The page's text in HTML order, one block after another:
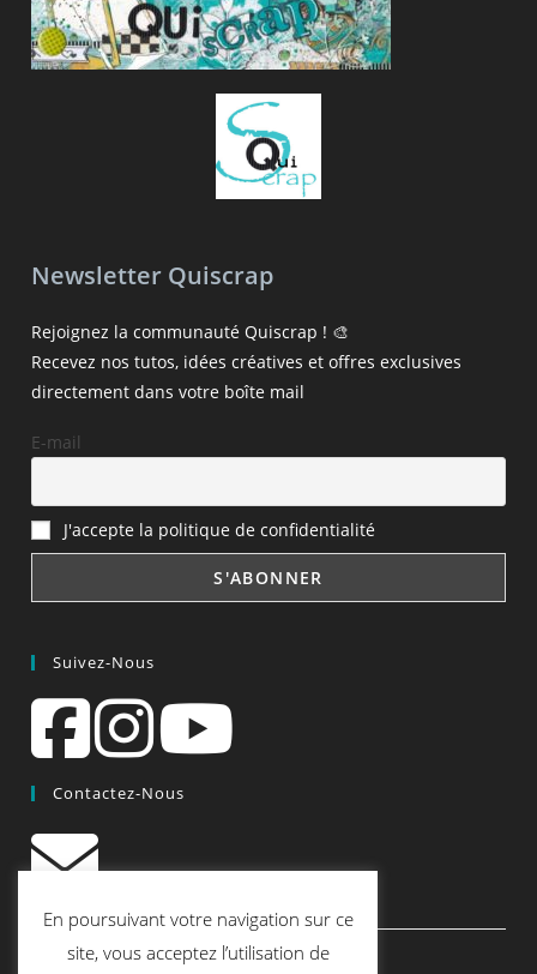
Newsletter Quiscrap
Rejoignez la communauté Quiscrap ! 🎨
Recevez nos tutos, idées créatives et offres exclusives
directement dans votre boîte mail
E-mail
J'accepte la politique de confidentialité
Suivez-Nous
Contactez-Nous
contact@quiscrap.fr
Les Fiches Techniques et les Tutos
En poursuivant votre navigation sur ce
site, vous acceptez l’utilisation de